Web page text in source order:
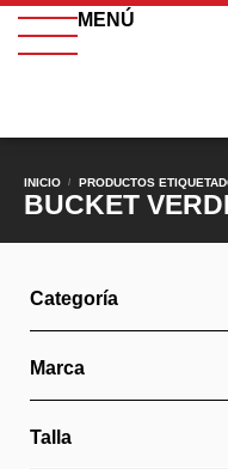
MENÚ
INICIO / PRODUCTOS
BUCKET
Categoría
Marca
Talla